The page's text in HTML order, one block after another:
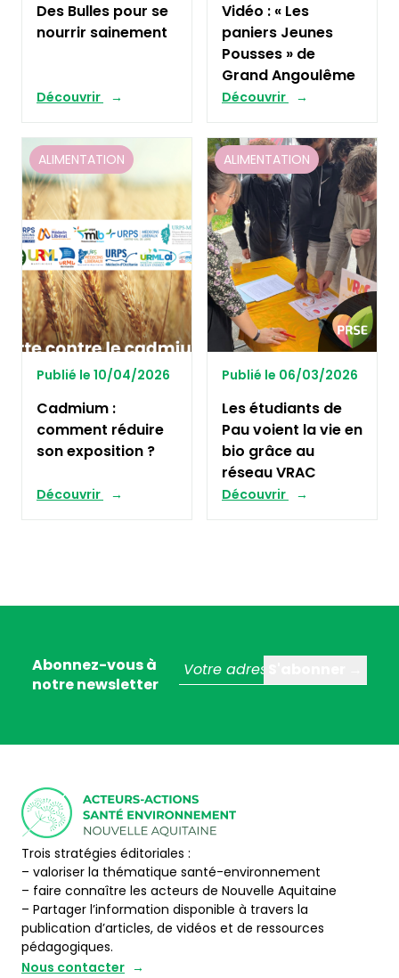
Des Bulles pour se
nourrir sainement
Découvrir
Vidéo : « Les
paniers Jeunes
Pousses » de
Grand Angoulême
Découvrir
ALIMENTATION
Publié le 10/04/2026
Cadmium :
comment réduire
son exposition ?
Découvrir
ALIMENTATION
Publié le 06/03/2026
Les étudiants de
Pau voient la vie en
bio grâce au
réseau VRAC
Découvrir
Abonnez-vous à
notre newsletter
Trois stratégies éditoriales :
– valoriser la thématique santé-environnement
– faire connaître les acteurs de Nouvelle Aquitaine
– Partager l’information disponible à travers la
publication d’articles, de vidéos et de ressources
pédagogiques.
Nous contacter